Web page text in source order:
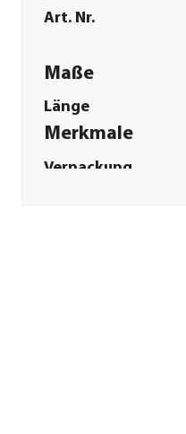
Art. Nr.
Maße
Länge
Merkmale
Verpackung